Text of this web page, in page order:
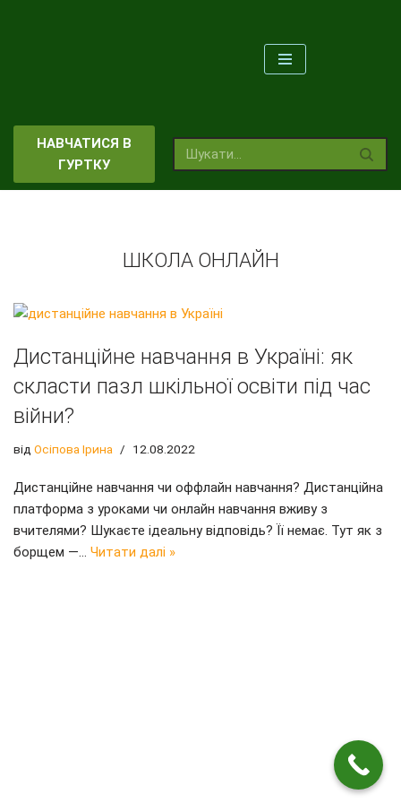
НАВЧАТИСЯ В
ГУРТКУ
ШКОЛА ОНЛАЙН
Дистанційне навчання в Україні: як
скласти пазл шкільної освіти під час
війни?
від Осіпова Ірина 12.08.2022
Дистанційне навчання чи оффлайн навчання? Дистанційна
платформа з уроками чи онлайн навчання вживу з
вчителями? Шукаєте ідеальну відповідь? Її немає. Тут як з
борщем —… Читати далі »